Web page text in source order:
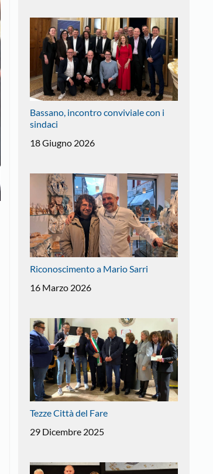
Bassano, i​​​​​​ncontro conviviale con i
sindaci
18 Giugno 2026
Riconoscimento a Mario Sarri
16 Marzo 2026
Tezze Città del Fare
29 Dicembre 2025